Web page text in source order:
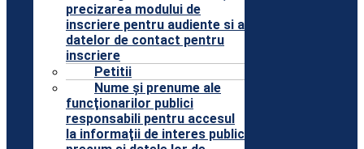
precizarea modului de
inscriere pentru audiente si a
datelor de contact pentru
inscriere
Petitii
Nume şi prenume ale
funcţionarilor publici
responsabili pentru accesul
la informaţii de interes public